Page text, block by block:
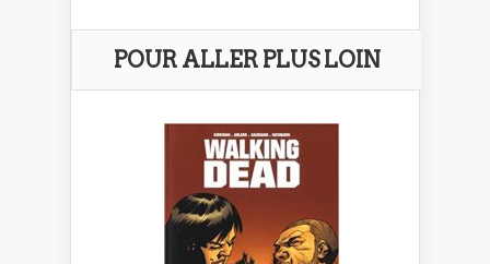
POUR ALLER PLUS LOIN